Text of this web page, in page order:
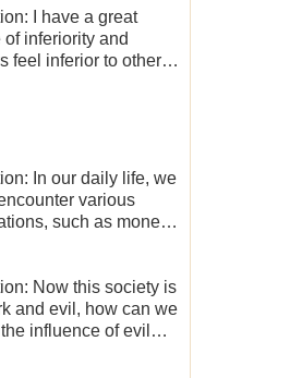
I have a great
of inferiority and
feel inferior to others
In our daily life, we
various
such as money,
not fall into
and thereby
for God.
Now this society is
and evil, how can we
influence of evil